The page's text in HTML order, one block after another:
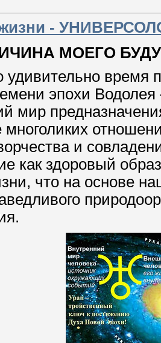
-
МОЕГО
удивительно время
эпохи Водолея
мир
и
как здоровый
что на основе